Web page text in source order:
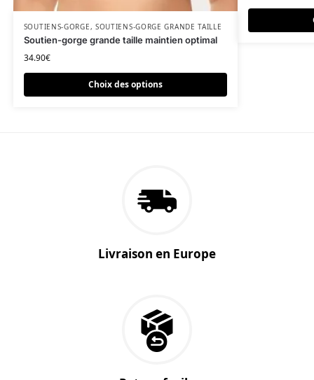
SOUTIENS-GORGE, SOUTIENS-GORGE GRANDE TAILLE
Soutien-gorge grande taille maintien optimal
34.90€
Choix des options
Ce produit a plusieurs variations. Les options peuvent être
Livraison en Europe